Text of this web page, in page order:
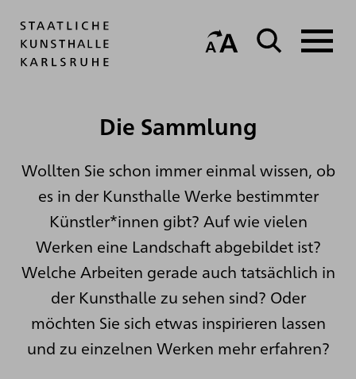
Die Sammlung
Wollten Sie schon immer einmal wissen, ob
es in der Kunsthalle Werke bestimmter
Künstler*innen gibt? Auf wie vielen
Werken eine Landschaft abgebildet ist?
Welche Arbeiten gerade auch tatsächlich in
der Kunsthalle zu sehen sind? Oder
möchten Sie sich etwas inspirieren lassen
und zu einzelnen Werken mehr erfahren?